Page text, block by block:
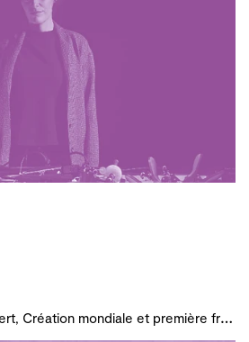
C
oncert, Création mondiale et première française, B!ME 2024